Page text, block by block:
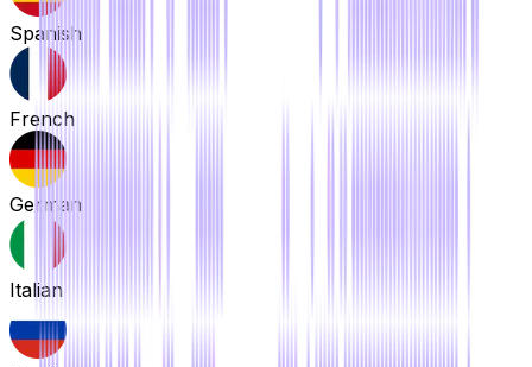
Spanish
French
German
Italian